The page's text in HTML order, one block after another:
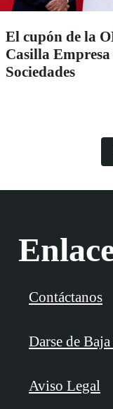
El cupón de la
Casilla
Sociedades
Contáctanos
Darse de
Aviso Legal